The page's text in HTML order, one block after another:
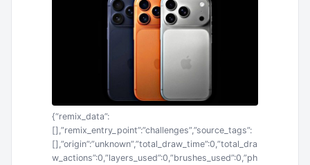
{“remix_data”:
[],”remix_entry_point”:”challenges”,”source_tags”:
[],”origin”:”unknown”,”total_draw_time”:0,”total_dra
w_actions”:0,”layers_used”:0,”brushes_used”:0,”ph